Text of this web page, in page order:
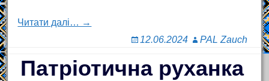
Читати далі… →
12.06.2024
PAL Zauch
Патріотична руханка